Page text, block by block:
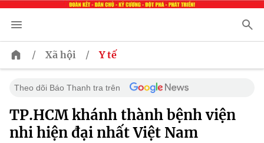
/ Xã hội / Y tế
Theo dõi Báo Thanh tra trên
TP.HCM khánh thành bệnh viện
nhi hiện đại nhất Việt Nam